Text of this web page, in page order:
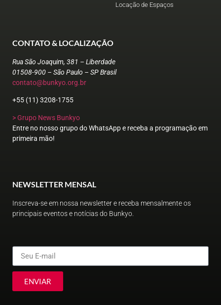
Locação de Espaços
CONTATO & LOCALIZAÇÃO
Rua São Joaquim, 381 – Liberdade
01508-900 – São Paulo – SP Brasil
contato@bunkyo.org.br
+55 (11) 3208-1755
> Grupo News Bunkyo
Entre no nosso grupo do WhatsApp e receba a programação em
primeira mão!
NEWSLETTER MENSAL
Inscreva-se em nossa newsletter e receba mensalmente os
principais eventos e notícias do Bunkyo.
ENVIAR